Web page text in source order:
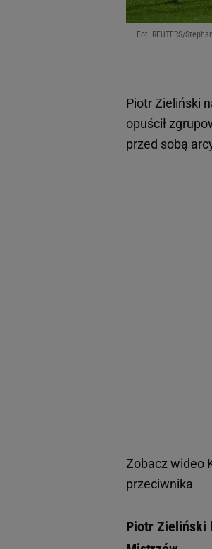
Fot. REUTERS/
Piotr Zieliński
opuścił
przed sobą
Zobacz wideo
przeciwnika
Piotr Zieliński